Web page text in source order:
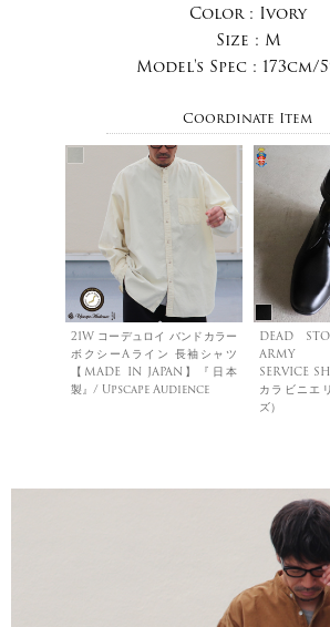
Color : Ivory
Size : M
Model's Spec : 173cm/
Coordinate Item
21W コーデュロイ バンドカラー
ボクシーAライン 長袖シャツ
【MADE IN JAPAN】『日本
製』/ Upscape Audience
DEAD
ARMY
SERVICE
カラビニエ
ズ）